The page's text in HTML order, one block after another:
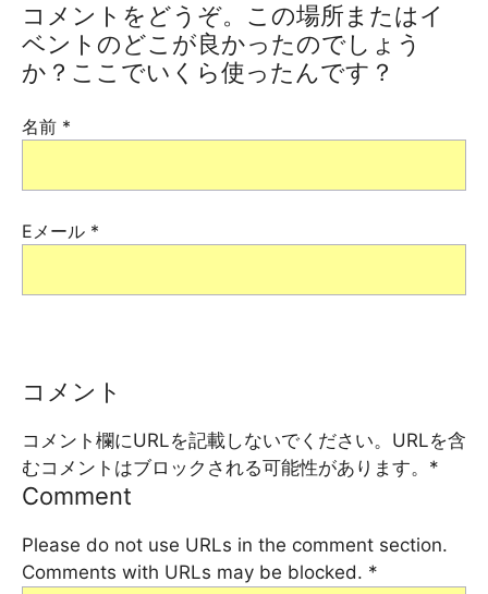
コメントをどうぞ。この場所またはイ
ベントのどこが良かったのでしょう
か？ここでいくら使ったんです？
名前 *
Eメール *
コメント
コメント欄にURLを記載しないでください。URLを含
むコメントはブロックされる可能性があります。 *
Comment
Please do not use URLs in the comment section.
Comments with URLs may be blocked. *